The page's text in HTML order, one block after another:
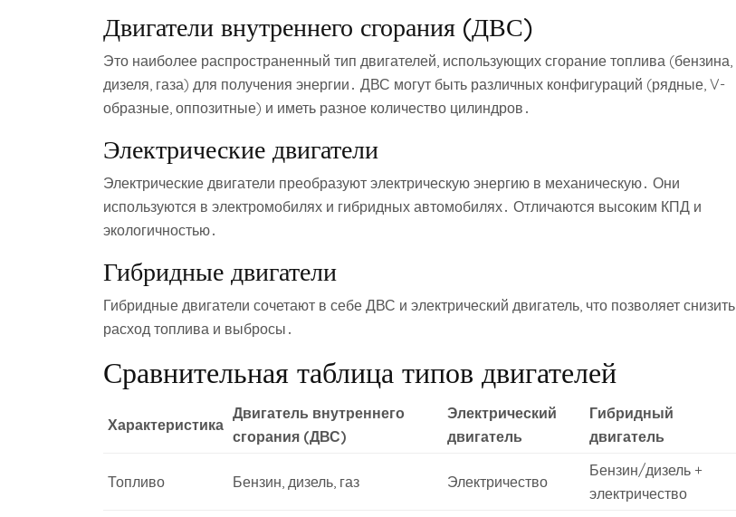
Двигатели внутреннего сгорания (ДВС)
Это наиболее распространенный тип двигателей, использующих сгорание топлива (бензина,
дизеля, газа) для получения энергии․ ДВС могут быть различных конфигураций (рядные, V-
образные, оппозитные) и иметь разное количество цилиндров․
Электрические двигатели
Электрические двигатели преобразуют электрическую энергию в механическую․ Они
используются в электромобилях и гибридных автомобилях․ Отличаются высоким КПД и
экологичностью․
Гибридные двигатели
Гибридные двигатели сочетают в себе ДВС и электрический двигатель, что позволяет снизить
расход топлива и выбросы․
Сравнительная таблица типов двигателей
Характеристика
Двигатель внутреннего
сгорания (ДВС)
Электрический
двигатель
Гибридный
двигатель
Топливо Бензин, дизель, газ Электричество
Бензин/дизель +
электричество